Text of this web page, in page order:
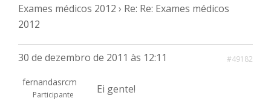
Exames médicos 2012 › Re: Re: Exames médicos
2012
30 de dezembro de 2011 às 12:11 #49182
fernandasrcm
Participante
Ei gente!